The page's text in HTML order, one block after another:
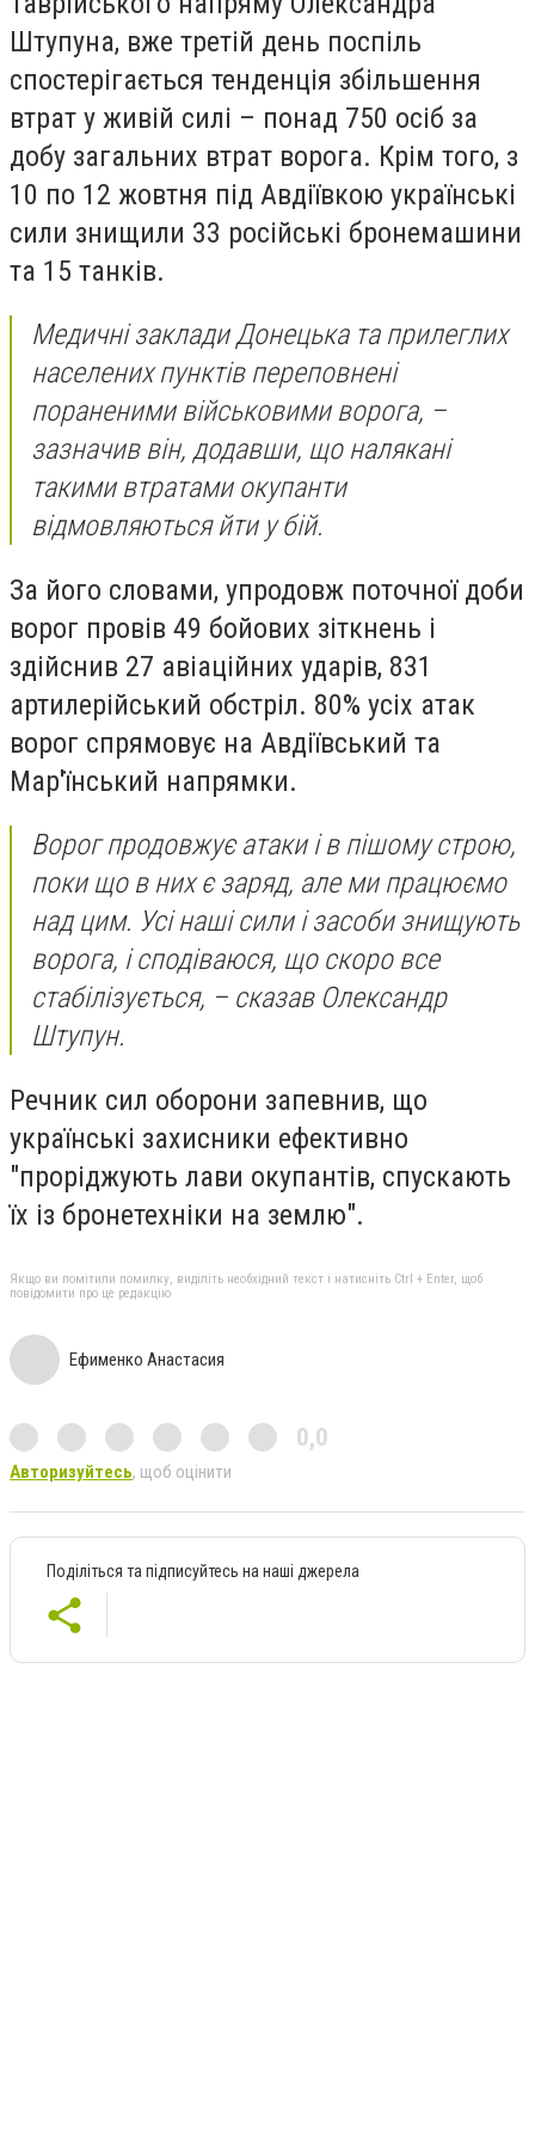
Штупуна, вже третій день поспіль
спостерігається тенденція збільшення
втрат у живій силі – понад 750 осіб за
добу загальних втрат ворога. Крім того, з
10 по 12 жовтня під Авдіївкою українські
сили знищили 33 російські бронемашини
та 15 танків.
Медичні заклади Донецька та прилеглих
населених пунктів переповнені
пораненими військовими ворога, –
зазначив він, додавши, що налякані
такими втратами окупанти
відмовляються йти у бій.
За його словами, упродовж поточної доби
ворог провів 49 бойових зіткнень і
здійснив 27 авіаційних ударів, 831
артилерійський обстріл. 80% усіх атак
ворог спрямовує на Авдіївський та
Мар'їнський напрямки.
Ворог продовжує атаки і в пішому строю,
поки що в них є заряд, але ми працюємо
над цим. Усі наші сили і засоби знищують
ворога, і сподіваюся, що скоро все
стабілізується, – сказав Олександр
Штупун.
Речник сил оборони запевнив, що
українські захисники ефективно
"проріджують лави окупантів, спускають
їх із бронетехніки на землю".
Якщо ви помітили помилку, виділіть необхідний текст і натисніть Ctrl + Enter, щоб
повідомити про це редакцію
Ефименко Анастасия
0,0
Авторизуйтесь, щоб оцінити
Поділіться та підписуйтесь на наші джерела